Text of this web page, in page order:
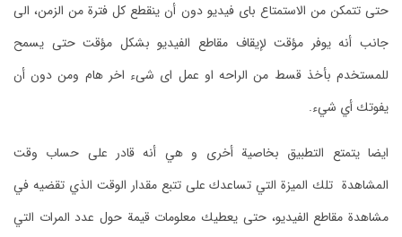
حتى تتمكن من الاستمتاع باى فيديو دون أن ينقطع كل فترة من الزمن، الى
جانب أنه يوفر مؤقت لإيقاف مقاطع الفيديو بشكل مؤقت حتى يسمح
للمستخدم بأخذ قسط من الراحه او عمل اى شىء اخر هام ومن دون أن
يفوتك أي شيء.
ايضا يتمتع التطبيق بخاصية أخرى و هي أنه قادر على حساب وقت
المشاهدة تلك الميزة التي تساعدك على تتبع مقدار الوقت الذي تقضيه في
مشاهدة مقاطع الفيديو، حتى يعطيك معلومات قيمة حول عدد المرات التي